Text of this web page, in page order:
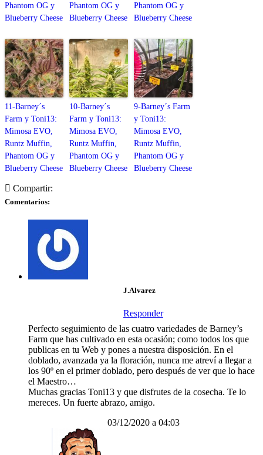
Phantom OG y
Blueberry Cheese
Phantom OG y
Blueberry Cheese
Phantom OG y
Blueberry Cheese
11-Barney´s
Farm y Toni13:
Mimosa EVO,
Runtz Muffin,
Phantom OG y
Blueberry Cheese
10-Barney´s
Farm y Toni13:
Mimosa EVO,
Runtz Muffin,
Phantom OG y
Blueberry Cheese
9-Barney´s Farm
y Toni13:
Mimosa EVO,
Runtz Muffin,
Phantom OG y
Blueberry Cheese
Compartir:
Comentarios:
J.Alvarez
Responder
Perfecto seguimiento de las cuatro variedades de Barney’s
Farm que has cultivado en esta ocasión; como todos los que
publicas en tu Web y pones a nuestra disposición. En el
doblado, avanzada ya la floración, nunca me atreví a llegar a
los 90º en el primer doblado, pero después de ver que lo hace
el Maestro…
Muchas gracias Toni13 y que disfrutes de la cosecha. Te lo
mereces. Un fuerte abrazo, amigo.
03/12/2020 a 04:03